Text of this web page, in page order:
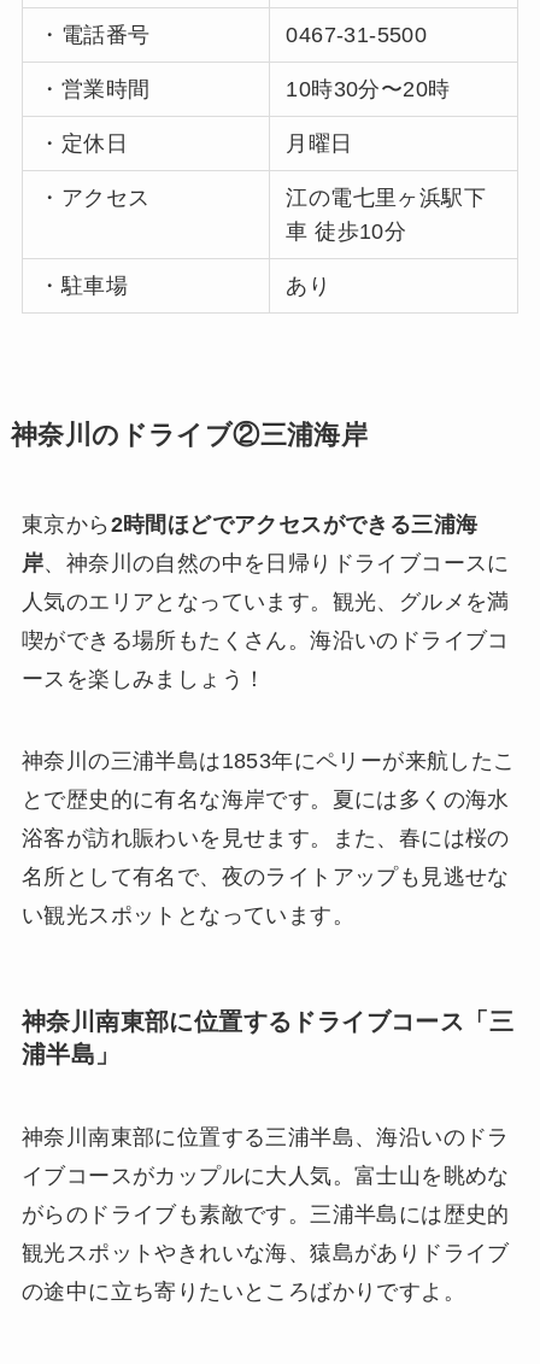
・電話番号 0467-31-5500
・営業時間 10時30分〜20時
・定休日 月曜日
・アクセス
江の電七里ヶ浜駅下
車 徒歩10分
・駐車場 あり
神奈川のドライブ②三浦海岸
東京から 2時間ほどでアクセスができる三浦海
岸、神奈川の自然の中を日帰りドライブコースに
人気のエリアとなっています。観光、グルメを満
喫ができる場所もたくさん。海沿いのドライブコ
ースを楽しみましょう！
神奈川の三浦半島は1853年にペリーが来航したこ
とで歴史的に有名な海岸です。夏には多くの海水
浴客が訪れ賑わいを見せます。また、春には桜の
名所として有名で、夜のライトアップも見逃せな
い観光スポットとなっています。
神奈川南東部に位置するドライブコース「三
浦半島」
神奈川南東部に位置する三浦半島、海沿いのドラ
イブコースがカップルに大人気。富士山を眺めな
がらのドライブも素敵です。三浦半島には歴史的
観光スポットやきれいな海、猿島がありドライブ
の途中に立ち寄りたいところばかりですよ。